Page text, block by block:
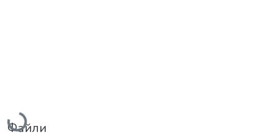
Вантажиться...
Файли